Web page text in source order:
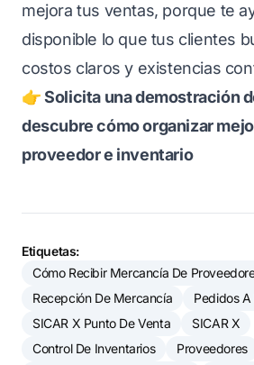
mejora tus ventas, porque te
disponible lo que tus clientes
costos claros y existencias
👉 Solicita una demostración
descubre cómo organizar
proveedor e inventario
Etiquetas:
Cómo Recibir Mercancía De
Recepción De Mercancía
Pedidos
SICAR X Punto De Venta
SICAR X
Control De Inventarios
Proveedores